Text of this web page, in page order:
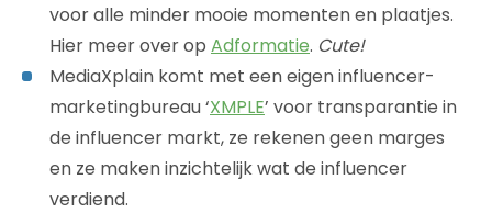
voor alle minder mooie momenten en plaatjes.
Hier meer over op Adformatie. Cute!
MediaXplain komt met een eigen influencer-
marketingbureau ‘XMPLE’ voor transparantie in
de influencer markt, ze rekenen geen marges
en ze maken inzichtelijk wat de influencer
verdiend.